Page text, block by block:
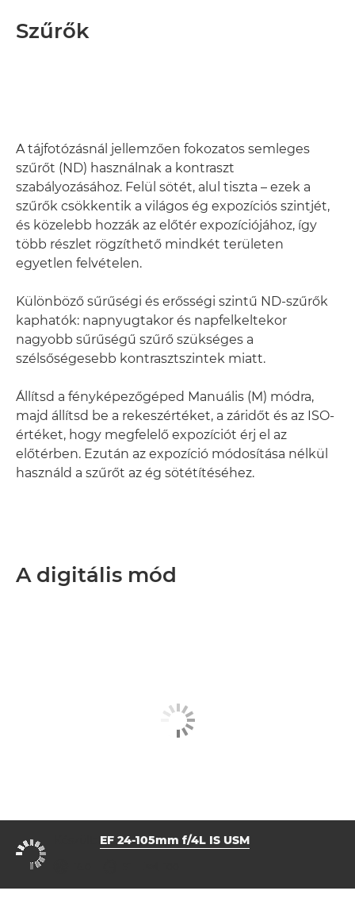
Szűrők
A tájfotózásnál jellemzően fokozatos semleges
szűrőt (ND) használnak a kontraszt
szabályozásához. Felül sötét, alul tiszta – ezek a
szűrők csökkentik a világos ég expozíciós szintjét,
és közelebb hozzák az előtér expozíciójához, így
több részlet rögzíthető mindkét területen
egyetlen felvételen.
Különböző sűrűségi és erősségi szintű ND-szűrők
kaphatók: napnyugtakor és napfelkeltekor
nagyobb sűrűségű szűrő szükséges a
szélsőségesebb kontrasztszintek miatt.
Állítsd a fényképezőgéped Manuális (M) módra,
majd állítsd be a rekeszértéket, a záridőt és az ISO-
értéket, hogy megfelelő expozíciót érj el az
előtérben. Ezután az expozíció módosítása nélkül
használd a szűrőt az ég sötétítéséhez.
A digitális mód
EF 24-105mm f/4L IS USM